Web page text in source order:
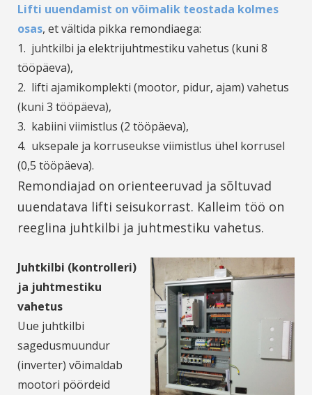
Lifti uuendamist on võimalik teostada kolmes
osas, et vältida pikka remondiaega:
1. juhtkilbi ja elektrijuhtmestiku vahetus (kuni 8
tööpäeva),
2. lifti ajamikomplekti (mootor, pidur, ajam) vahetus
(kuni 3 tööpäeva),
3. kabiini viimistlus (2 tööpäeva),
4. uksepale ja korruseukse viimistlus ühel korrusel
(0,5 tööpäeva).
Remondiajad on orienteeruvad ja sõltuvad
uuendatava lifti seisukorrast. Kalleim töö on
reeglina juhtkilbi ja juhtmestiku vahetus.
Juhtkilbi (kontrolleri)
ja juhtmestiku
vahetus
Uue juhtkilbi
sagedusmuundur
(inverter) võimaldab
mootori pöördeid